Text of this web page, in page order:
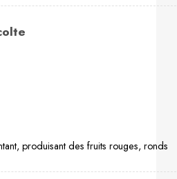
produisant des fruits rouges, ronds